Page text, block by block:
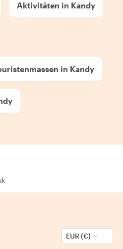
Aktivitäten in Kandy
in Kandy
EUR (€)